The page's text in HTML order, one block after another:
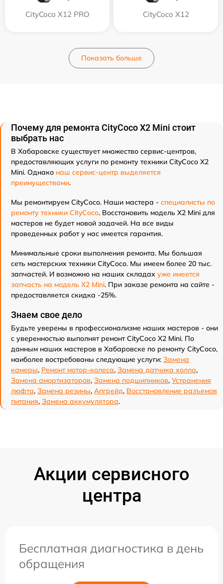
CityCoco X12 PRO CityCoco X12
Показать больше
Почему для ремонта CityCoco X2 Mini стоит
выбрать нас
В Хабаровске существует множество сервис-центров,
предоставляющих услуги по ремонту техники CityCoco X2
Mini. Однако наш сервис-центр выделяется
преимуществами.
Мы ремонтируем CityCoco. Наши мастера - специалисты по
ремонту техники CityCoco. Восстановить модель X2 Mini для
мастеров не будет новой задачей. На все виды
проведенных работ у нас имеется гарантия.
Минимальные сроки выполнения ремонта. Мы большая
сеть мастерских техники CityCoco. Мы имеем более 20 тыс.
запчастей. И возможно на наших складах уже имеется
запчасть на модель X2 Mini. При заказе ремонта на сайте -
предоставляется скидка -25%.
Знаем свое дело
Будьте уверены в профессионализме наших мастеров - они
с уверенностью выполнят ремонт CityCoco X2 Mini. По
данным наших мастеров в Хабаровске по ремонту CityCoco,
наиболее востребованы следующие услуги: Замена
камеры, Ремонт мотор-колеса, Замена датчика холла,
Замена амортизаторов, Замена подшипников, Устранения
люфта, Замена резины, Апгрейд, Восстановление разъемов
питания, Замена аккумулятора.
Акции сервисного
центра
Бесплатная диагностика в день
обращения